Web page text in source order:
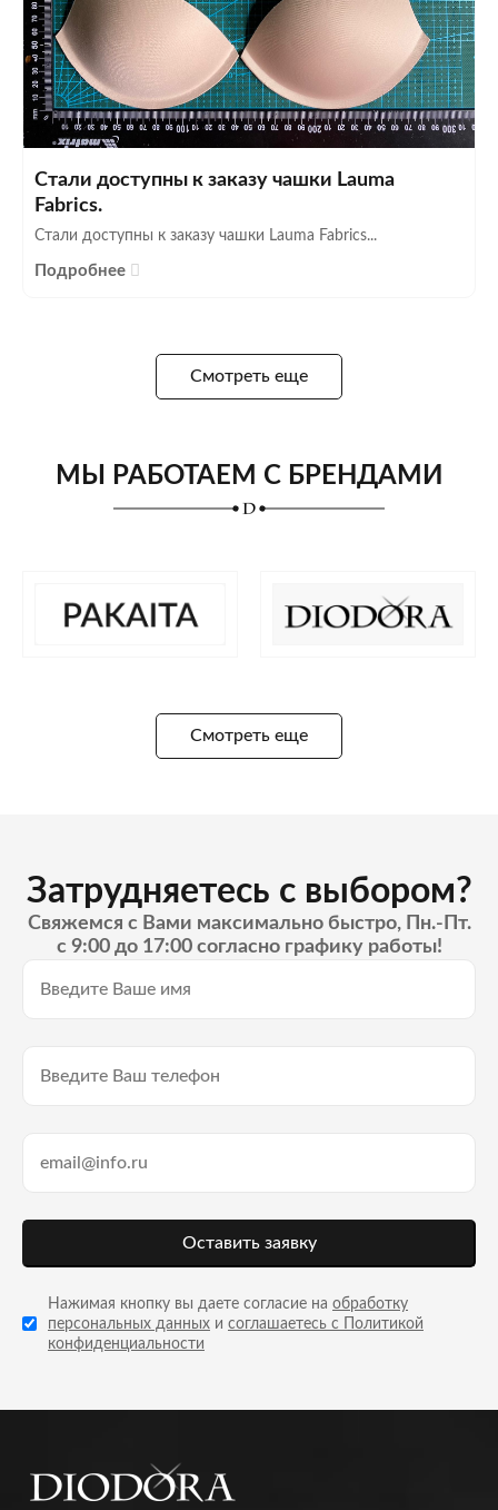
Стали доступны к заказу чашки Lauma
Fabrics.
Стали доступны к заказу чашки Lauma Fabrics...
Подробнее
Смотреть еще
МЫ РАБОТАЕМ С БРЕНДАМИ
Смотреть еще
Затрудняетесь с выбором?
Свяжемся с Вами максимально быстро, Пн.-Пт.
с 9:00 до 17:00 согласно графику работы!
Оставить заявку
Нажимая кнопку вы даете согласие на обработку
персональных данных и соглашаетесь с Политикой
конфиденциальности